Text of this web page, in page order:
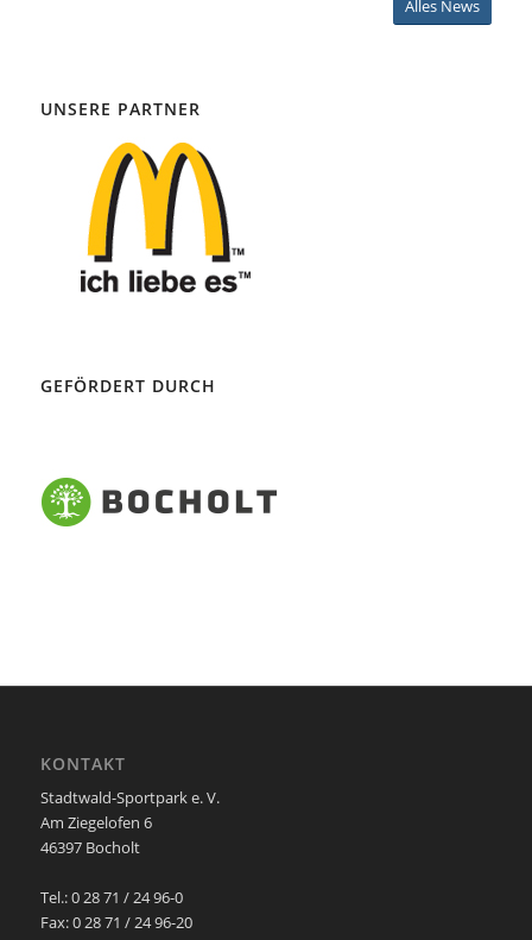
Alles News
UNSERE PARTNER
GEFÖRDERT DURCH
KONTAKT
Stadtwald-Sportpark e. V.
Am Ziegelofen 6
46397 Bocholt
Tel.: 0 28 71 / 24 96-0
Fax: 0 28 71 / 24 96-20